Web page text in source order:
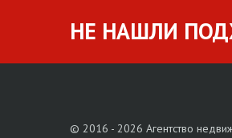
НЕ НАШЛИ
© 2016 - 2026 Агентство